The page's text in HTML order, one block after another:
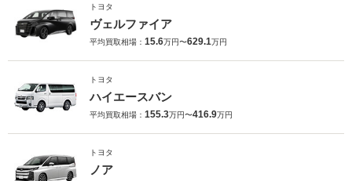
トヨタ
ヴェルファイア
平均買取相場： 15.6万円〜629.1万円
トヨタ
ハイエースバン
平均買取相場： 155.3万円〜416.9万円
トヨタ
ノア